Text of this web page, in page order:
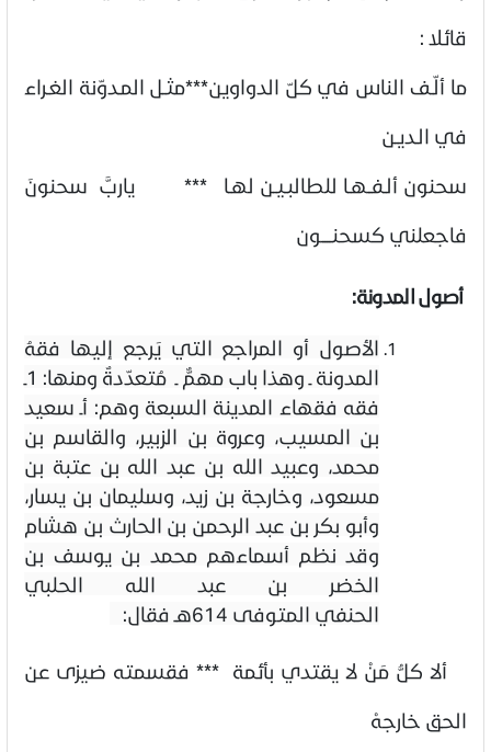
قائلا:
ما ألّـف الناس في كلّ الدواوين***مثـل المـدوّنة الغـراء
في الـديـن
سحنون ألـفــهـا للطالبـيـن لهـا *** ياربَّ سحنونَ
فاجعلني كسحنـــــون
أصول المدونة:
الأصول أو المراجع التي يَرجع إليها فقهُ
المدونة ـ وهذا باب مهمٌّ ـ مُتعدّدةٌ ومنها: 1ـ
فقه فقهاء المدينة السبعة وهم: أـ سعيد
بن المسيب، وعروة بن الزبير، والقاسم بن
محمد، وعبيد الله بن عبد الله بن عتبة بن
مسعود، وخارجة بن زيد، وسليمان بن يسار،
وأبو بكر بن عبد الرحمن بن الحارث بن هشام
وقد نظم أسماءهم محمد بن يوسف بن
الخضر بن عبد الله الحلبي
الحنفي المتوفى614هـ فقال:
ألا كلُّ مَنْ لا يقتدي بأئمة *** فقسمته ضيزى عن
الحق خارجهْ